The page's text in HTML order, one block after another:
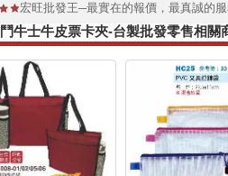
宏旺批發王─最實在的報價，最真誠的
鬥牛士牛皮票卡夾-台製批發零售相關